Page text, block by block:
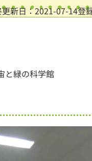
更新日：2021-07-14登
と緑の科学館